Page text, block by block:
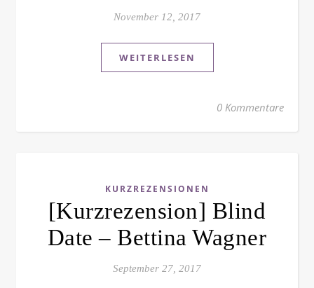
November 12, 2017
WEITERLESEN
0 Kommentare
KURZREZENSIONEN
[Kurzrezension] Blind
Date – Bettina Wagner
September 27, 2017